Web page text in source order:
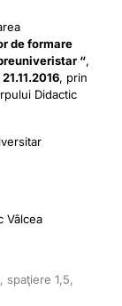
de formare
“,
, prin
Didactic
Vâlcea
spaţiere 1,5,